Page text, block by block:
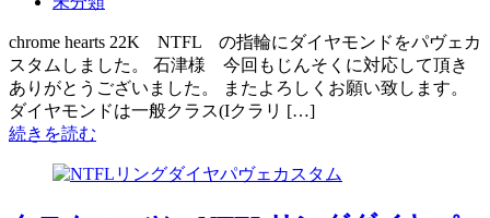
chrome hearts 22K NTFL の指輪にダイヤモンドをパヴェカ
スタムしました。 石津様 今回もじんそくに対応して頂き
ありがとうございました。 またよろしくお願い致します。
ダイヤモンドは一般クラス(Iクラリ […]
続きを読む